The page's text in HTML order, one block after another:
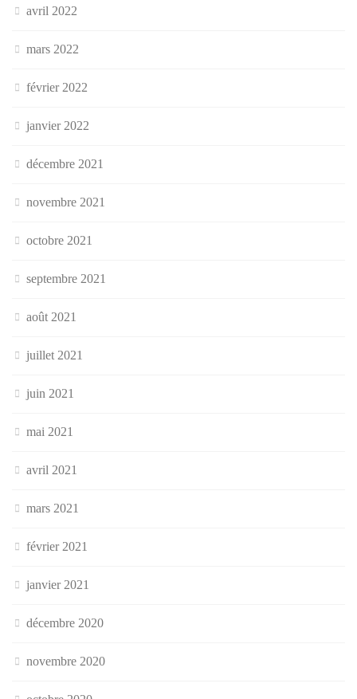
avril 2022
mars 2022
février 2022
janvier 2022
décembre 2021
novembre 2021
octobre 2021
septembre 2021
août 2021
juillet 2021
juin 2021
mai 2021
avril 2021
mars 2021
février 2021
janvier 2021
décembre 2020
novembre 2020